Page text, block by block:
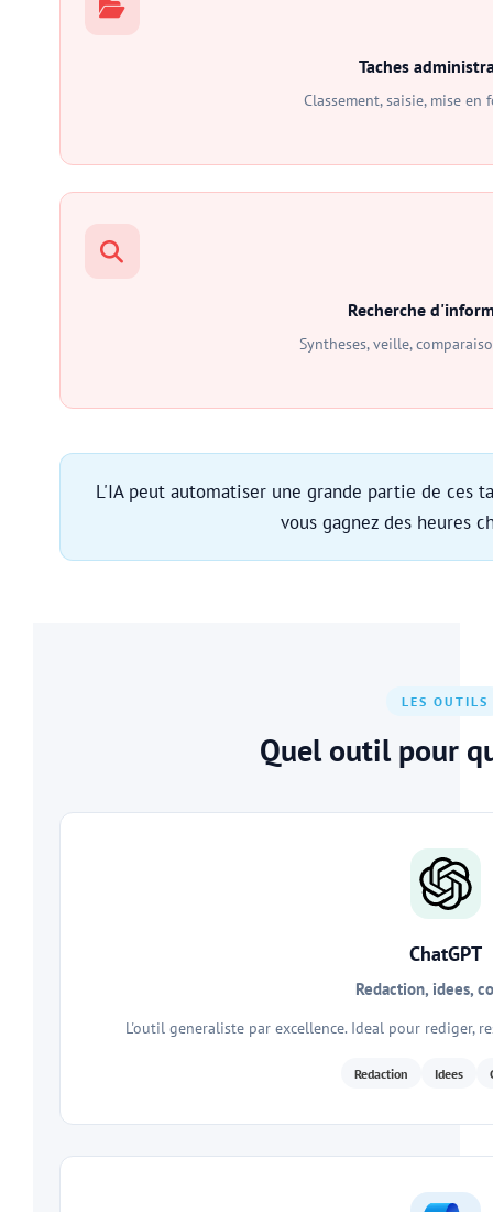
Taches
Classement, saisie, mise en
Recherche
Syntheses, veille,
L'IA peut automatiser une grande partie de ces
vous gagnez des heures
LES OUTILS
Quel outil pour
ChatGPT
Redaction, idees,
L'outil generaliste par excellence. Ideal pour rediger,
Redaction Idees